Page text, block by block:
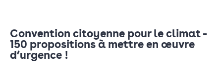
Convention citoyenne pour le climat -
150 propositions à mettre en œuvre
d’urgence !